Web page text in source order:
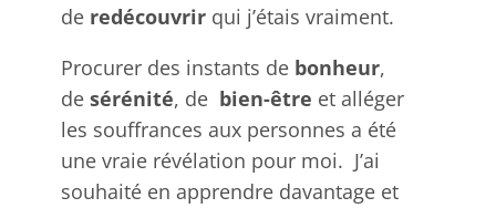
de redécouvrir qui j’étais vraiment.
Procurer des instants de bonheur,
de sérénité, de bien-être et alléger
les souffrances aux personnes a été
une vraie révélation pour moi. J’ai
souhaité en apprendre davantage et